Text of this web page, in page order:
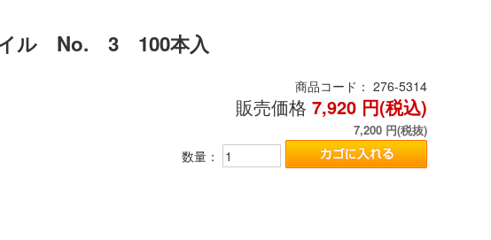
イル No. 3 100本入
商品コード： 276-5314
販売価格 7,920 円(税込)
7,200 円(税抜)
数量：